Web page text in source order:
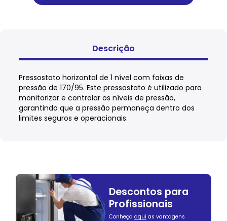
Descrição
Pressostato horizontal de 1 nível com faixas de
pressão de 170/95. Este pressostato é utilizado para
monitorizar e controlar os níveis de pressão,
garantindo que a pressão permaneça dentro dos
limites seguros e operacionais.
Descontos para
Profissionais
Conheça aqui as vantagens